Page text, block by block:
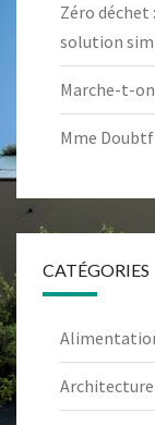
Zéro
solution
Marche-t-
Mme
CATÉGORIES